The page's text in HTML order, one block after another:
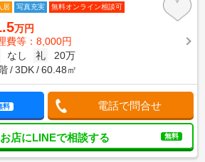
居 写真充実 無料オンライン相談可
万円
費等：8,000円
なし 礼
20万
3DK 60.48㎡
料 電話で問合せ
お店にLINEで相談する 無料